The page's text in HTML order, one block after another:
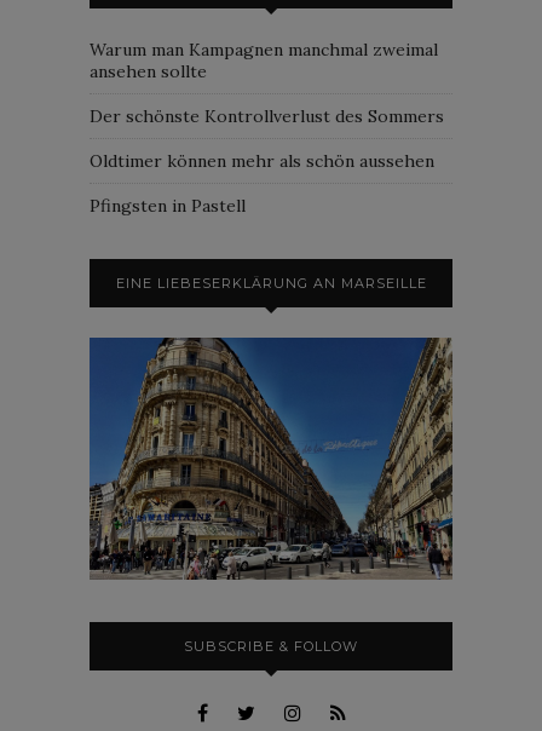
Warum man Kampagnen manchmal zweimal
ansehen sollte
Der schönste Kontrollverlust des Sommers
Oldtimer können mehr als schön aussehen
Pfingsten in Pastell
EINE LIEBESERKLÄRUNG AN MARSEILLE
SUBSCRIBE & FOLLOW